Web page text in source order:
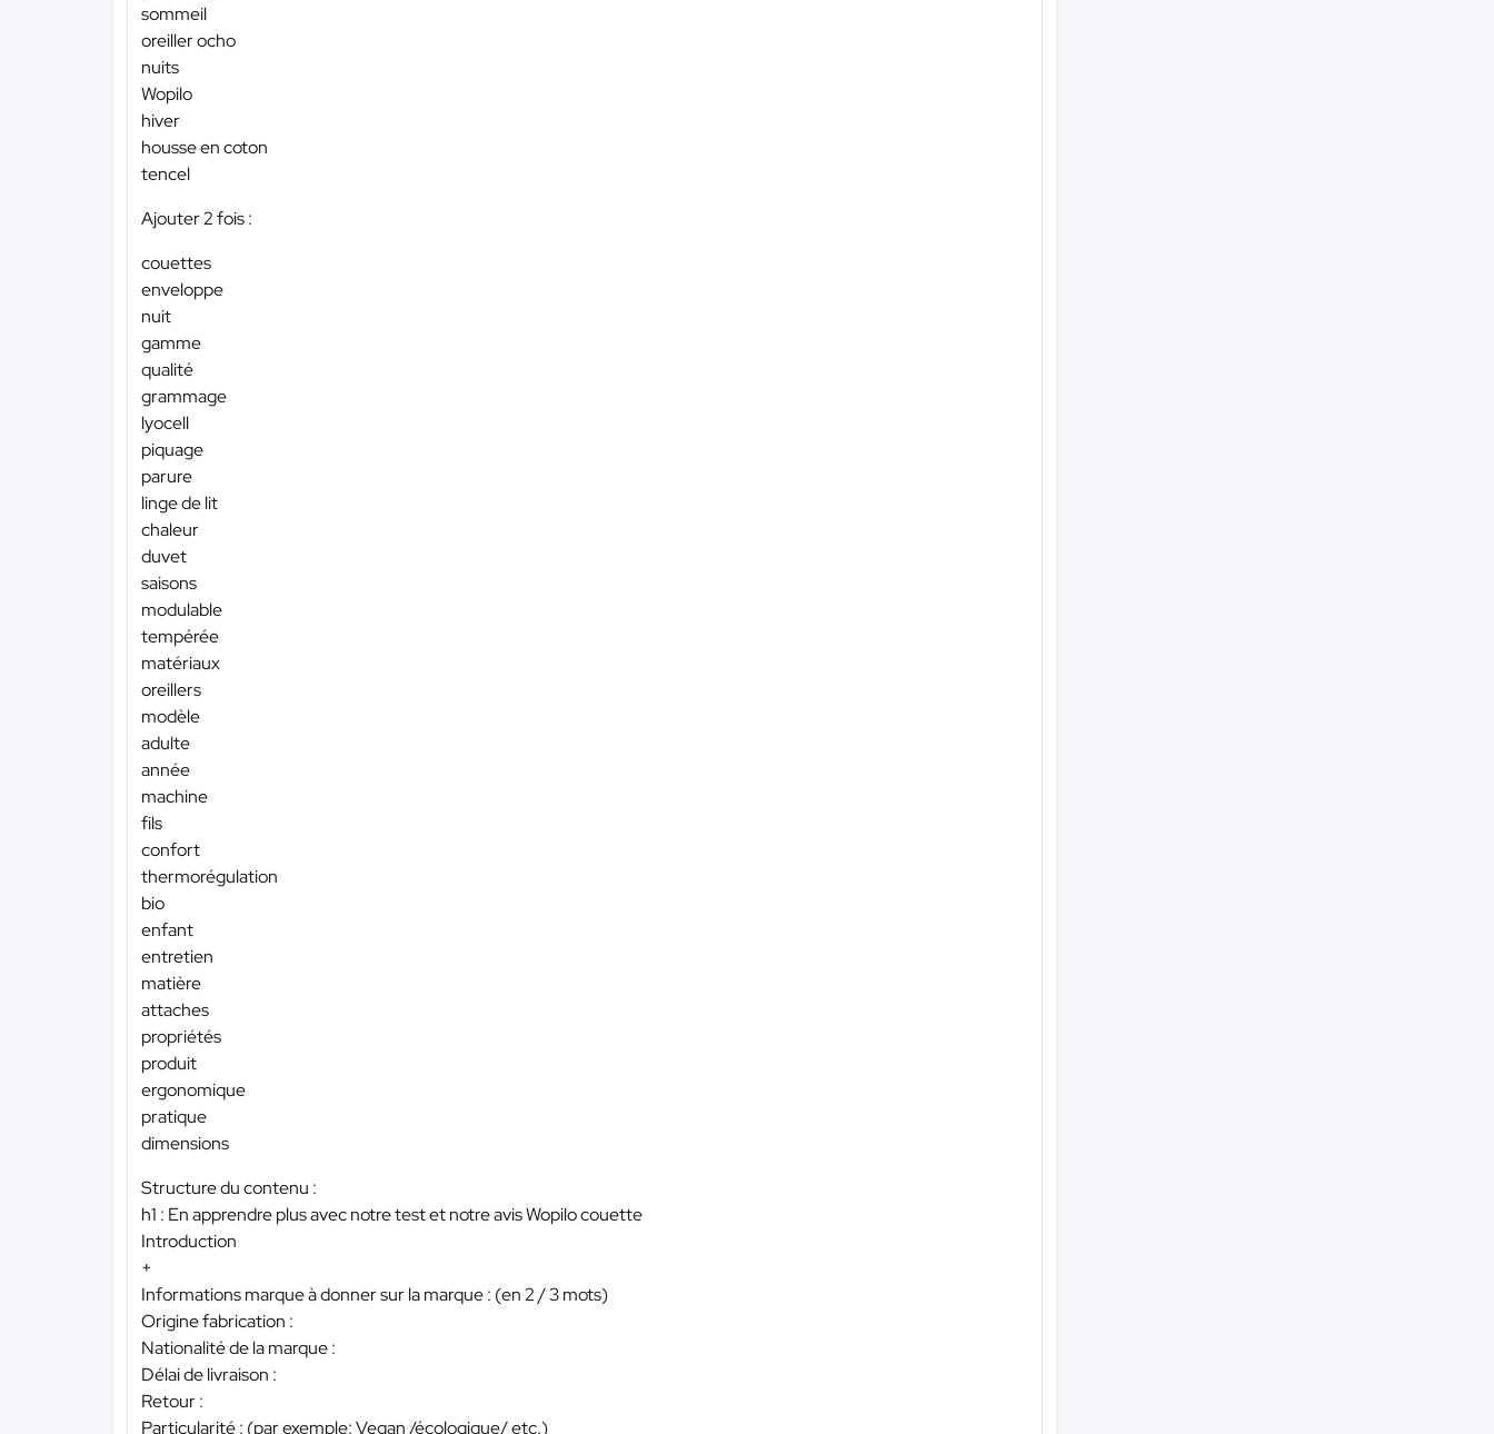
sommeil
oreiller ocho
nuits
Wopilo
hiver
housse en coton
tencel
Ajouter 2 fois :
couettes
enveloppe
nuit
gamme
qualité
grammage
lyocell
piquage
parure
linge de lit
chaleur
duvet
saisons
modulable
tempérée
matériaux
oreillers
modèle
adulte
année
machine
fils
confort
thermorégulation
bio
enfant
entretien
matière
attaches
propriétés
produit
ergonomique
pratique
dimensions
Structure du contenu :
h1 : En apprendre plus avec notre test et notre avis Wopilo couette
Introduction
+
Informations marque à donner sur la marque : (en 2 / 3 mots)
Origine fabrication :
Nationalité de la marque :
Délai de livraison :
Retour :
Particularité : (par exemple: Vegan /écologique/ etc.)